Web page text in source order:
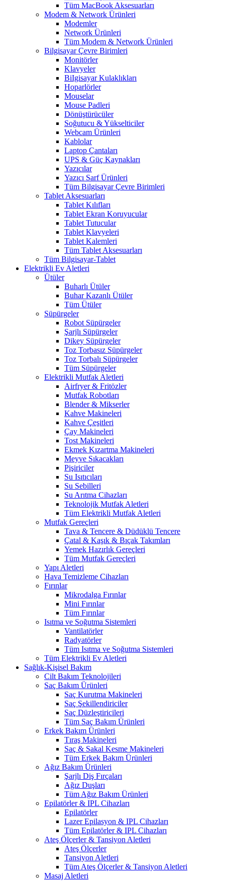
Tüm MacBook Aksesuarları
Modem & Network Ürünleri
Modemler
Network Ürünleri
Tüm Modem & Network Ürünleri
Bilgisayar Çevre Birimleri
Monitörler
Klavyeler
BiIgisayar Kulaklıkları
Hoparlörler
Mouselar
Mouse Padleri
Dönüştürücüler
Soğutucu & Yükselticiler
Webcam Ürünleri
Kablolar
Laptop Çantaları
UPS & Güç Kaynakları
Yazıcılar
Yazıcı Sarf Ürünleri
Tüm Bilgisayar Çevre Birimleri
Tablet Aksesuarları
Tablet Kılıfları
Tablet Ekran Koruyucular
Tablet Tutucular
Tablet Klavyeleri
Tablet Kalemleri
Tüm Tablet Aksesuarları
Tüm Bilgisayar-Tablet
Elektrikli Ev Aletleri
Ütüler
Buharlı Ütüler
Buhar Kazanlı Ütüler
Tüm Ütüler
Süpürgeler
Robot Süpürgeler
Şarjlı Süpürgeler
Dikey Süpürgeler
Toz Torbasız Süpürgeler
Toz Torbalı Süpürgeler
Tüm Süpürgeler
Elektrikli Mutfak Aletleri
Airfryer & Fritözler
Mutfak Robotları
Blender & Mikserler
Kahve Makineleri
Kahve Çeşitleri
Çay Makineleri
Tost Makineleri
Ekmek Kızartma Makineleri
Meyve Sıkacakları
Pişiriciler
Su Isıtıcıları
Su Sebilleri
Su Arıtma Cihazları
Teknolojik Mutfak Aletleri
Tüm Elektrikli Mutfak Aletleri
Mutfak Gereçleri
Tava & Tencere & Düdüklü Tencere
Çatal & Kaşık & Bıçak Takımları
Yemek Hazırlık Gereçleri
Tüm Mutfak Gereçleri
Yapı Aletleri
Hava Temizleme Cihazları
Fırınlar
Mikrodalga Fırınlar
Mini Fırınlar
Tüm Fırınlar
Isıtma ve Soğutma Sistemleri
Vantilatörler
Radyatörler
Tüm Isıtma ve Soğutma Sistemleri
Tüm Elektrikli Ev Aletleri
Sağlık-Kişisel Bakım
Cilt Bakım Teknolojileri
Saç Bakım Ürünleri
Saç Kurutma Makineleri
Saç Şekillendiriciler
Saç Düzleştiricileri
Tüm Saç Bakım Ürünleri
Erkek Bakım Ürünleri
Tıraş Makineleri
Saç & Sakal Kesme Makineleri
Tüm Erkek Bakım Ürünleri
Ağız Bakım Ürünleri
Şarjlı Diş Fırçaları
Ağız Duşları
Tüm Ağız Bakım Ürünleri
Epilatörler & IPL Cihazları
Epilatörler
Lazer Epilasyon & IPL Cihazları
Tüm Epilatörler & IPL Cihazları
Ateş Ölçerler & Tansiyon Aletleri
Ateş Ölçerler
Tansiyon Aletleri
Tüm Ateş Ölçerler & Tansiyon Aletleri
Masaj Aletleri